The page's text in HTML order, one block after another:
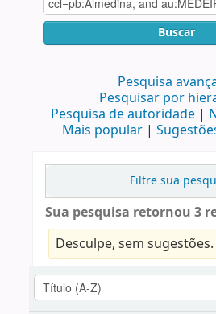
Buscar
Pesquisa
Pesquisar por
Pesquisa de autoridade
Mais popular
Filtre sua
Sua pesquisa retornou 3
Desculpe, sem sugestões.